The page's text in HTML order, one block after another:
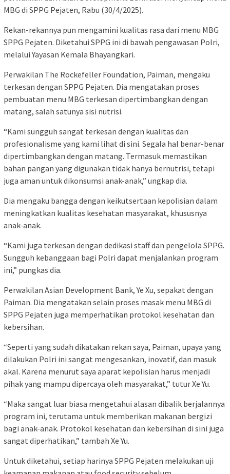
MBG di SPPG Pejaten, Rabu (30/4/2025).
Rekan-rekannya pun mengamini kualitas rasa dari menu MBG
SPPG Pejaten. Diketahui SPPG ini di bawah pengawasan Polri,
melalui Yayasan Kemala Bhayangkari.
Perwakilan The Rockefeller Foundation, Paiman, mengaku
terkesan dengan SPPG Pejaten. Dia mengatakan proses
pembuatan menu MBG terkesan dipertimbangkan dengan
matang, salah satunya sisi nutrisi.
“Kami sungguh sangat terkesan dengan kualitas dan
profesionalisme yang kami lihat di sini. Segala hal benar-benar
dipertimbangkan dengan matang. Termasuk memastikan
bahan pangan yang digunakan tidak hanya bernutrisi, tetapi
juga aman untuk dikonsumsi anak-anak,” ungkap dia.
Dia mengaku bangga dengan keikutsertaan kepolisian dalam
meningkatkan kualitas kesehatan masyarakat, khususnya
anak-anak.
“Kami juga terkesan dengan dedikasi staff dan pengelola SPPG.
Sungguh kebanggaan bagi Polri dapat menjalankan program
ini,” pungkas dia.
Perwakilan Asian Development Bank, Ye Xu, sepakat dengan
Paiman. Dia mengatakan selain proses masak menu MBG di
SPPG Pejaten juga memperhatikan protokol kesehatan dan
kebersihan.
“Seperti yang sudah dikatakan rekan saya, Paiman, upaya yang
dilakukan Polri ini sangat mengesankan, inovatif, dan masuk
akal. Karena menurut saya aparat kepolisian harus menjadi
pihak yang mampu dipercaya oleh masyarakat,” tutur Xe Yu.
“Maka sangat luar biasa mengetahui alasan dibalik berjalannya
program ini, terutama untuk memberikan makanan bergizi
bagi anak-anak. Protokol kesehatan dan kebersihan di sini juga
sangat diperhatikan,” tambah Xe Yu.
Untuk diketahui, setiap harinya SPPG Pejaten melakukan uji